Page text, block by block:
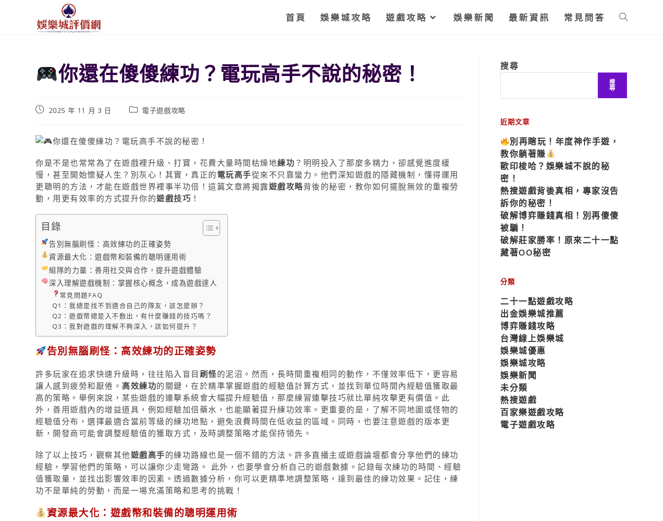
首頁 娛樂城攻略 遊戲攻略 娛樂新聞 最新資訊 常見問答
你還在傻傻練功？電玩高手不說的秘密！
2025 年 11 月 3 日 電子遊戲攻略
你是不是也常常為了在遊戲裡升級、打寶，花費大量時間枯燥地練功 ？明明投入了那麼多精力，卻感覺進度緩
慢，甚至開始懷疑人生？別灰心！其實，真正的電玩高手從來不只靠蠻力。他們深知遊戲的隱藏機制，懂得運用
更聰明的方法，才能在遊戲世界裡事半功倍！這篇文章將揭露遊戲攻略背後的秘密，教你如何擺脫無效的重複勞
動，用更有效率的方式提升你的遊戲技巧 ！
目錄
告別無腦刷怪：高效練功的正確姿勢
資源最大化：遊戲幣和裝備的聰明運用術
組隊的力量：善用社交與合作，提升遊戲體驗
深入理解遊戲機制：掌握核心概念，成為遊戲達人
常見問題FAQ
Q1：我總是找不到適合自己的隊友，該怎麼辦？
Q2：遊戲幣總是入不敷出，有什麼賺錢的技巧嗎？
Q3：我對遊戲的理解不夠深入，該如何提升？
告別無腦刷怪：高效練功的正確姿勢
許多玩家在追求快速升級時，往往陷入盲目刷怪的泥沼。然而，長時間重複相同的動作，不僅效率低下，更容易
讓人感到疲勞和厭倦。 高效練功的關鍵，在於精準掌握遊戲的經驗值計算方式，並找到單位時間內經驗值獲取最
高的策略。舉例來說，某些遊戲的連擊系統會大幅提升經驗值，那麼練習連擊技巧就比單純攻擊更有價值。此
外，善用遊戲內的增益道具，例如經驗加倍藥水，也能顯著提升練功效率。更重要的是，了解不同地圖或怪物的
經驗值分布，選擇最適合當前等級的練功地點，避免浪費時間在低收益的區域。同時，也要注意遊戲的版本更
新，開發商可能會調整經驗值的獲取方式，及時調整策略才能保持領先。
除了以上技巧，觀察其他遊戲高手的練功路線也是一個不錯的方法。許多直播主或遊戲論壇都會分享他們的練功
經驗，學習他們的策略，可以讓你少走彎路。 此外，也要學會分析自己的遊戲數據。記錄每次練功的時間、經驗
值獲取量，並找出影響效率的因素。透過數據分析，你可以更精準地調整策略，達到最佳的練功效果。記住，練
功不是單純的勞動，而是一場充滿策略和思考的挑戰！
資源最大化：遊戲幣和裝備的聰明運用術
搜尋
搜
尋
近期文章
別再瞎玩！年度神作手遊，
教你躺著賺
歐印梭哈？娛樂城不說的秘
密！
熱搜遊戲背後真相，專家沒告
訴你的秘密！
破解博弈賺錢真相！別再傻傻
被騙！
破解莊家勝率！原來二十一點
藏著OO秘密
分類
二十一點遊戲攻略
出金娛樂城推薦
博弈賺錢攻略
台灣線上娛樂城
娛樂城優惠
娛樂城攻略
娛樂新聞
未分類
熱搜遊戲
百家樂遊戲攻略
電子遊戲攻略